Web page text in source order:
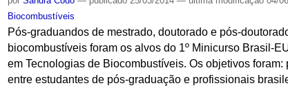
Biocombustíveis
Pós-graduandos de mestrado, doutorado e pós-
biocombustíveis foram os alvos do 1º Minicurso Brasil-
em Tecnologias de Biocombustíveis. Os objetivos
entre estudantes de pós-graduação e profissionais